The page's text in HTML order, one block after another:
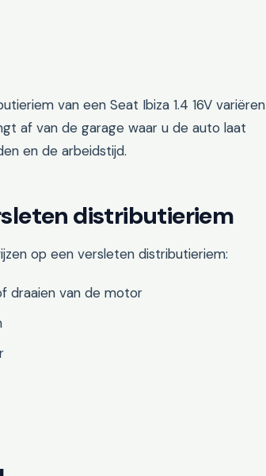
van een Seat Ibiza 1.4 16V variëren
af van de garage waar u de auto laat
en de arbeidstijd.
distributieriem
op een versleten distributieriem:
draaien van de motor